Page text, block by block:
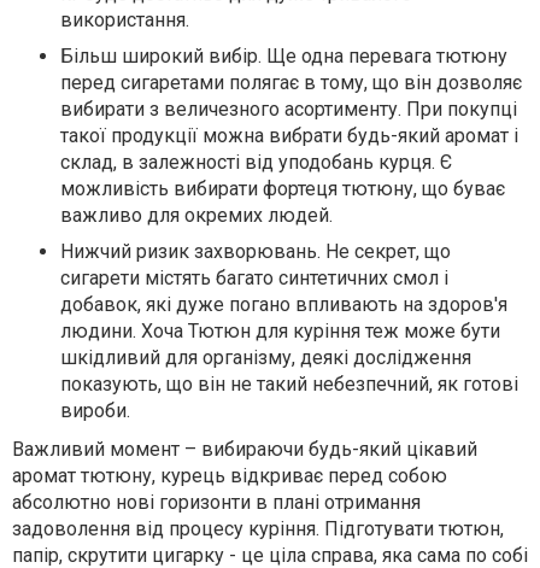
використання.
Більш широкий вибір. Ще одна перевага тютюну
перед сигаретами полягає в тому, що він дозволяє
вибирати з величезного асортименту. При покупці
такої продукції можна вибрати будь-який аромат і
склад, в залежності від уподобань курця. Є
можливість вибирати фортеця тютюну, що буває
важливо для окремих людей.
Нижчий ризик захворювань. Не секрет, що
сигарети містять багато синтетичних смол і
добавок, які дуже погано впливають на здоров'я
людини. Хоча Тютюн для куріння теж може бути
шкідливий для організму, деякі дослідження
показують, що він не такий небезпечний, як готові
вироби.
Важливий момент – вибираючи будь-який цікавий
аромат тютюну, курець відкриває перед собою
абсолютно нові горизонти в плані отримання
задоволення від процесу куріння. Підготувати тютюн,
папір, скрутити цигарку - це ціла справа, яка сама по собі